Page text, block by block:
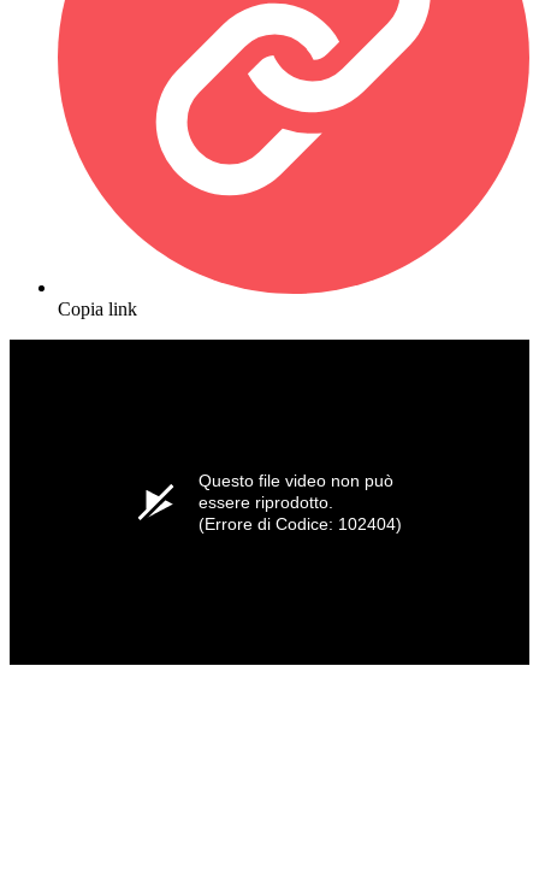
Copia link
Questo file video non può
essere riprodotto.
(Errore di Codice: 102404)